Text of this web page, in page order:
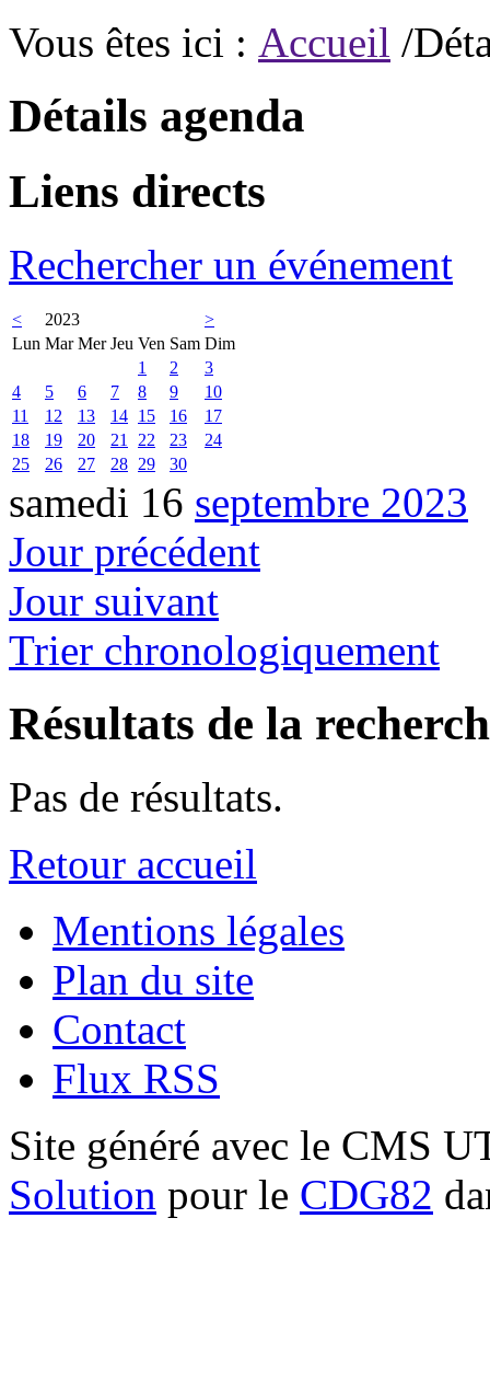
Vous êtes ici : Accueil /
Détails agenda
Liens directs
Rechercher un événement
< 2023
>
Lun Mar Mer Jeu Ven Sam Dim
1
2
3
4
5 6 7 8 9
10
11
12 13 14 15 16
17
18
19 20 21 22 23
24
25
26 27 28 29 30
samedi 16 septembre 2023
Jour précédent
Jour suivant
Trier chronologiquement
Résultats de la
Pas de résultats.
Retour accueil
Mentions légales
Plan du site
Contact
Flux RSS
Site généré avec le CMS
Solution pour le CDG82